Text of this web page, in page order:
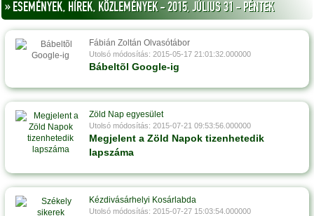
» ESEMÉNYEK, HÍREK, KÖZLEMÉNYEK - 2015, JÚLIUS 31 - PÉNTEK
Fábián Zoltán Olvasótábor
Utolsó módosítás: 2015-05-17 21:01:32.000000
Bábeltõl Google-ig
Zöld Nap egyesület
Utolsó módosítás: 2015-07-21 09:53:56.000000
Megjelent a Zöld Napok tizenhetedik
lapszáma
Kézdivásárhelyi Kosárlabda
Utolsó módosítás: 2015-07-27 15:03:54.000000